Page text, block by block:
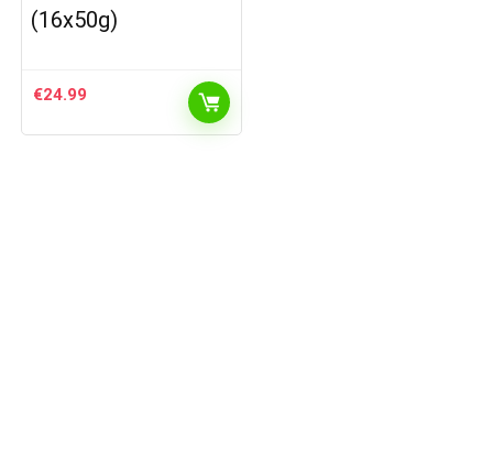
(16x50g)
€24.99